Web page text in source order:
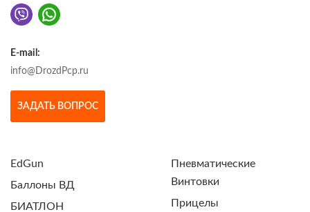
E-mail:
info@DrozdPcp.ru
ЗАДАТЬ ВОПРОС
EdGun
Баллоны ВД
БИАТЛОН
Пневматические
Винтовки
Прицелы